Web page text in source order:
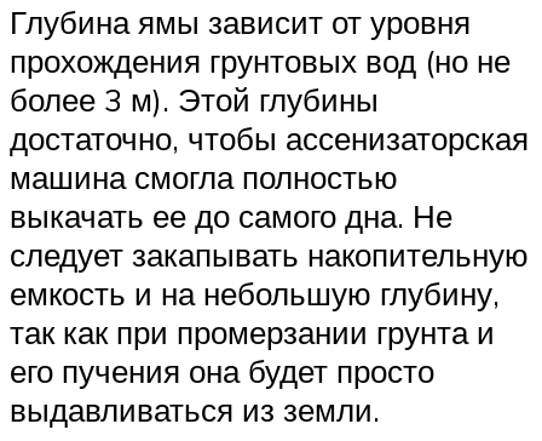
Глубина ямы зависит от уровня
прохождения грунтовых вод (но не
более 3 м). Этой глубины
достаточно, чтобы ассенизаторская
машина смогла полностью
выкачать ее до самого дна. Не
следует закапывать накопительную
емкость и на небольшую глубину,
так как при промерзании грунта и
его пучения она будет просто
выдавливаться из земли.